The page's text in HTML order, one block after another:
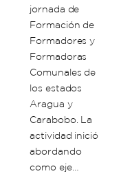
jornada de
Formación de
Formadores y
Formadoras
Comunales de
los estados
Aragua y
Carabobo. La
actividad inició
abordando
como eje…